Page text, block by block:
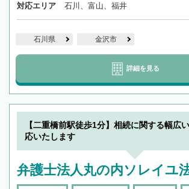
対応エリア 石川、富山、福井
石川県 金沢市
詳細を見る
【二重橋前駅徒歩1分】相続に関する幅広
応いたします
弁護士法人丸の内ソレイユ